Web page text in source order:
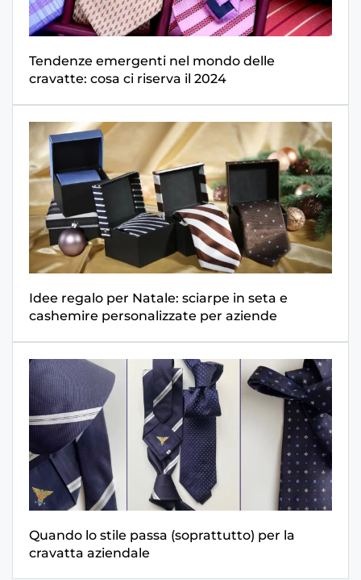
Tendenze emergenti nel mondo delle
cravatte: cosa ci riserva il 2024
Idee regalo per Natale: sciarpe in seta e
cashemire personalizzate per aziende
Quando lo stile passa (soprattutto) per la
cravatta aziendale